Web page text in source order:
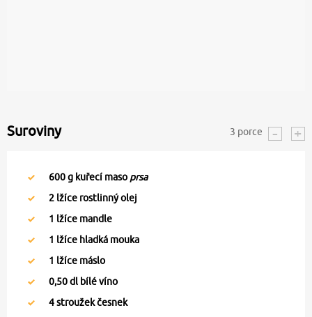
Suroviny 3 porce
600g kuřecí maso prsa
2 lžíce rostlinný olej
1 lžíce mandle
1 lžíce hladká mouka
1 lžíce máslo
0,50dl bílé víno
4stroužek česnek